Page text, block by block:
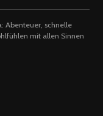
Abenteuer, schnelle
mit allen Sinnen